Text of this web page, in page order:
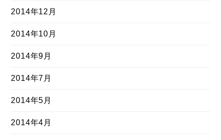
2014年12月
2014年10月
2014年9月
2014年7月
2014年5月
2014年4月